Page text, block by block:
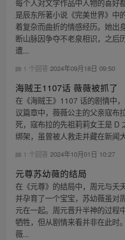
每个人对文学作品中人物的喜好
是辰东所著小说《完美世界》中
着复杂而曲折的情感经历。她出
断山脉因争夺不老泉相识，之后
遭...
1 个回答 2024年09月18日 09:50
海贼王1107话 薇薇被抓了
在《海贼王》1107 话的剧情中
议篇章中，薇薇公主的父亲寇布
死，寇布拉的先祖莉莉女王是 D
绑架，虽曾被人救走并藏在新闻
1 个回答 2024年10月01日 10:27
元尊苏幼薇的结局
在《元尊》的结局中，周元与夭
并孕育了一个宝宝，苏幼薇虽对
元在一起。周元晋升半神的过程
牺牲，但从剧情来看并非在此时
薇...